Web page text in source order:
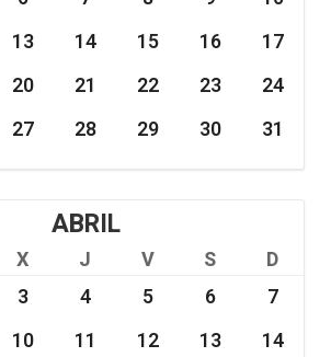
13 14 15 16
17
20 21 22 23
24
27 28 29 30 31
ABRIL
X J V S
D
3 4 5 6
7
10 11 12 13
14